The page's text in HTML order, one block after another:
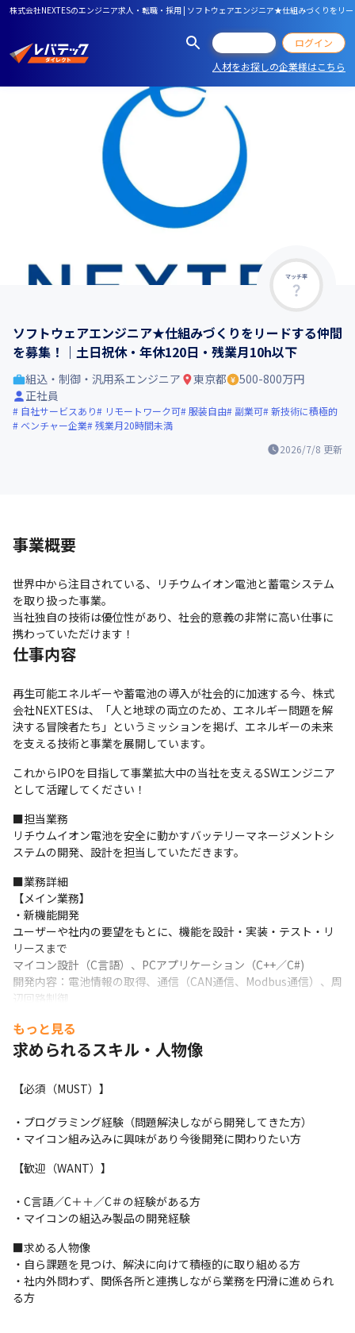
株式会社NEXTESのエンジニア求人・転職・採用 | ソフトウェアエンジニア★仕組みづくりをリ
ログイン
人材をお探しの企業様はこちら
マッチ率
ソフトウェアエンジニア★仕組みづくりをリードする仲間
を募集！｜土日祝休・年休120日・残業月10h以下
2026/7/8 更新
組込・制御・汎用系エンジニア 東京都
500-800万円
正社員
自社サービスあり リモートワーク可 服装自由 副業可 新技術に積極的
ベンチャー企業 残業月20時間未満
事業概要
世界中から注目されている、リチウムイオン電池と蓄電システム
を取り扱った事業。
当社独自の技術は優位性があり、社会的意義の非常に高い仕事に
携わっていただけます！
仕事内容
再生可能エネルギーや蓄電池の導入が社会的に加速する今、株式
会社NEXTESは、「人と地球の両立のため、エネルギー問題を解
決する冒険者たち」というミッションを掲げ、エネルギーの未来
を支える技術と事業を展開しています。
これからIPOを目指して事業拡大中の当社を支えるSWエンジニア
として活躍してください！
■担当業務
リチウムイオン電池を安全に動かすバッテリーマネージメントシ
ステムの開発、設計を担当していただきます。
■業務詳細
【メイン業務】
・新機能開発
ユーザーや社内の要望をもとに、機能を設計・実装・テスト・リ
リースまで
マイコン設計（C言語）、PCアプリケーション（C++／C#)
開発内容：電池情報の取得、通信（CAN通信、Modbus通信）、周
辺回路制御
【慣れてきたらお任せしたい業務】
・電池情報解析
・新プラットフォームでのバッテリーマネジメント開発
・言われた通りにつくるだけではなく、自分で仕組みや仕様を考
え、主体的にプロダクトに関われる
・開発に没頭できる静かな時間と、困ったときにはすぐに相談で
◆働きやすさが魅力◆
・残業は月10時間以下
・有給休暇が取得しやすい環境
メリハリのある就業環境を整えています。
もっと見る
求められるスキル・人物像
【必須（MUST）】
・プログラミング経験（問題解決しながら開発してきた方）
・マイコン組み込みに興味があり今後開発に関わりたい方
【歓迎（WANT）】
・C言語／C＋＋／C＃の経験がある方
・マイコンの組込み製品の開発経験
■求める人物像
・自ら課題を見つけ、解決に向けて積極的に取り組める方
・社内外問わず、関係各所と連携しながら業務を円滑に進められ
る方